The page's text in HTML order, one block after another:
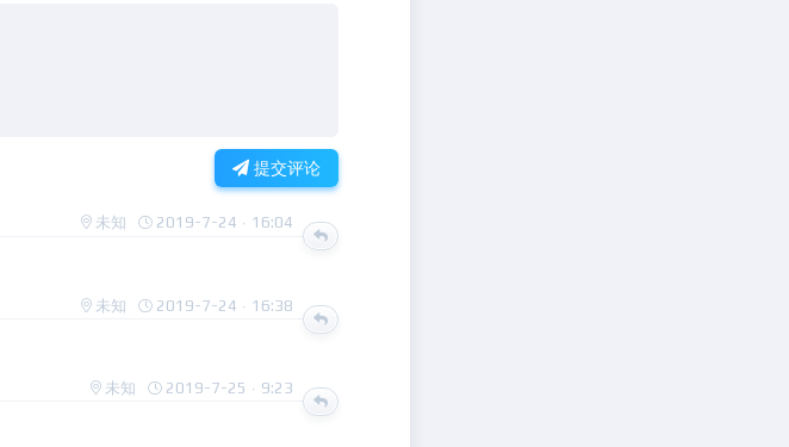
提交评论
未知 2019-7-24 · 16:04
未知 2019-7-24 · 16:38
未知 2019-7-25 · 9:23